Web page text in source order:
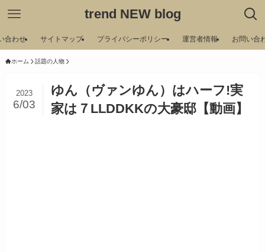
trend NEW blog
合わせ サイトマップ プライバシーポリシー 運営者情報 お問い合
ホーム 話題の人物
ゆん（ヴァンゆん）はハーフ!実
家は７LLDDKKの大豪邸【動画】
2023
6/03